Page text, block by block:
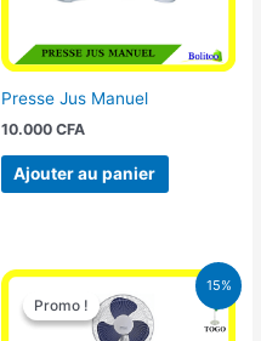
Presse Jus Manuel
10.000 CFA
Ajouter au panier
15%
Promo !
Promo !
Le
prix
initial
était :
Le